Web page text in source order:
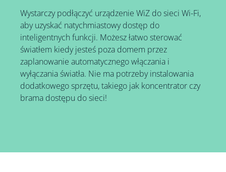
Wystarczy podłączyć urządzenie WiZ do sieci Wi-Fi,
aby uzyskać natychmiastowy dostęp do
inteligentnych funkcji. Możesz łatwo sterować
światłem kiedy jesteś poza domem przez
zaplanowanie automatycznego włączania i
wyłączania światła. Nie ma potrzeby instalowania
dodatkowego sprzętu, takiego jak koncentrator czy
brama dostępu do sieci!